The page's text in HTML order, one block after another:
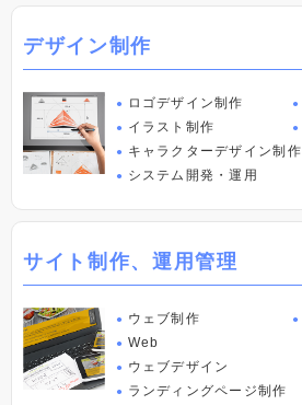
デザイン制作
● ロゴデザイン制作
● イラスト制作
● キャラクターデザイン制作
● システム開発・運用
●
●
サイト制作、運⽤管理
● ウェブ制作 ●
● Web
● ランディングページ制作
● ウェブデザイン